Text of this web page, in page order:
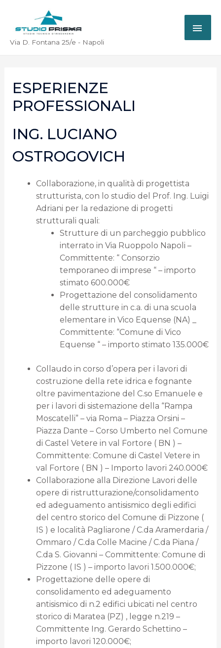
Via D. Fontana 25/e - Napoli
ESPERIENZE
PROFESSIONALI
ING. LUCIANO
OSTROGOVICH
Collaborazione, in qualità di progettista
strutturista, con lo studio del Prof. Ing. Luigi
Adriani per la redazione di progetti
strutturali quali:
Strutture di un parcheggio pubblico
interrato in Via Ruoppolo Napoli –
Committente: “ Consorzio
temporaneo di imprese “ – importo
stimato 600.000€
Progettazione del consolidamento
delle strutture in c.a. di una scuola
elementare in Vico Equense (NA) _
Committente: “Comune di Vico
Equense “ – importo stimato 135.000€
Collaudo in corso d’opera per i lavori di
costruzione della rete idrica e fognante
oltre pavimentazione del C.so Emanuele e
per i lavori di sistemazione della “Rampa
Moscatelli” – via Roma – Piazza Orsini –
Piazza Dante – Corso Umberto nel Comune
di Castel Vetere in val Fortore ( BN ) –
Committente: Comune di Castel Vetere in
val Fortore ( BN ) – Importo lavori 240.000€
Collaborazione alla Direzione Lavori delle
opere di ristrutturazione/consolidamento
ed adeguamento antisismico degli edifici
del centro storico del Comune di Pizzone (
IS ) e località Pagliarone / C.da Aramerdaria /
Ommaro / C.da Colle Macine / C.da Piana /
C.da S. Giovanni – Committente: Comune di
Pizzone ( IS ) – importo lavori 1.500.000€;
Progettazione delle opere di
consolidamento ed adeguamento
antisismico di n.2 edifici ubicati nel centro
storico di Maratea (PZ) , legge n.219 –
Committente Ing. Gerardo Schettino –
importo lavori 120.000€;